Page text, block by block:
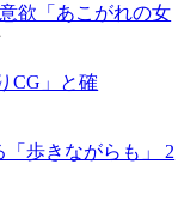
欲「あこがれの女
CG」と確
歩きながらも」 2